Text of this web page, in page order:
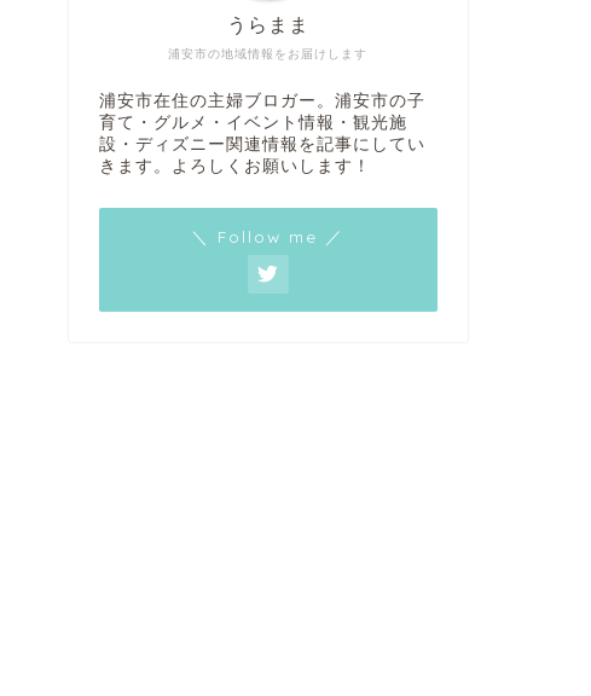
浦安市の地域情報をお届けします
うらまま
浦安市在住の主婦ブロガー。浦安市の子
育て・グルメ・イベント情報・観光施
設・ディズニー関連情報を記事にしてい
きます。よろしくお願いします！
＼ Follow me ／